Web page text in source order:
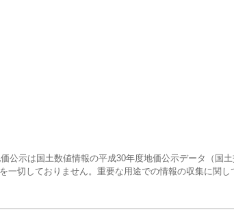
示は国土数値情報の平成30年度地価公示データ（国
一切しておりません。重要な用途での情報の収集に関し